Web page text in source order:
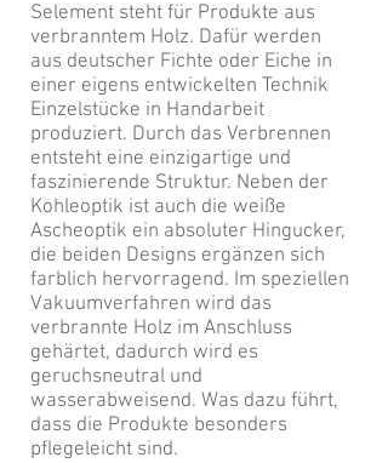
Selement steht für Produkte aus
verbranntem Holz. Dafür werden
aus deutscher Fichte oder Eiche in
einer eigens entwickelten Technik
Einzelstücke in Handarbeit
produziert. Durch das Verbrennen
entsteht eine einzigartige und
faszinierende Struktur. Neben der
Kohleoptik ist auch die weiße
Ascheoptik ein absoluter Hingucker,
die beiden Designs ergänzen sich
farblich hervorragend. Im speziellen
Vakuumverfahren wird das
verbrannte Holz im Anschluss
gehärtet, dadurch wird es
geruchsneutral und
wasserabweisend. Was dazu führt,
dass die Produkte besonders
pflegeleicht sind.